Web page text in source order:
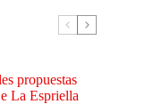
propuestas
La Espriella